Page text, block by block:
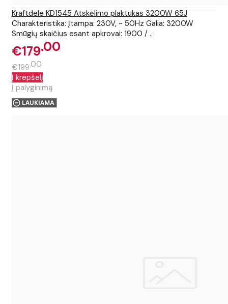
Kraftdele KD1545 Atskėlimo plaktukas 3200W 65J
Charakteristika: Įtampa: 230V, ~ 50Hz Galia: 3200W
Smūgių skaičius esant apkrovai: 1900 / ..
€179 00
€199 00
Į krepšelį
Į palyginimą